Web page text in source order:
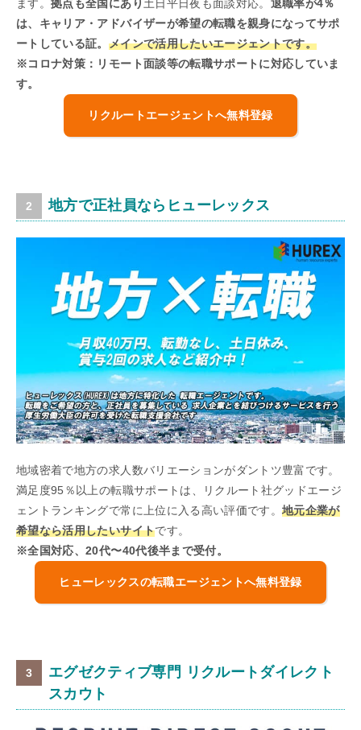
ます。拠点も全国にあり 土日平日夜も面談対応。 退職率が4％
は、キャリア・アドバイザーが希望の転職を親身になってサポ
ートしている証。 メインで活用したいエージェントです。
※コロナ対策：リモート面談等の転職サポートに対応していま
す。
リクルートエージェントへ無料登録
地方で正社員ならヒューレックス
地域密着で地方の求人数バリエーションがダントツ豊富です。
満足度95％以上の転職サポートは、リクルート社グッドエージ
ェントランキングで常に上位に入る高い評価です。地元企業が
希望なら活用したいサイトです。
※全国対応、20代〜40代後半まで受付。
ヒューレックスの転職エージェントへ無料登録
エグゼクティブ専門 リクルートダイレクト
スカウト